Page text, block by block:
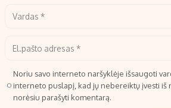
Noriu savo interneto naršyklėje išsaugoti
interneto puslapį, kad jų nebereiktų įvesti iš
norėsiu parašyti komentarą.